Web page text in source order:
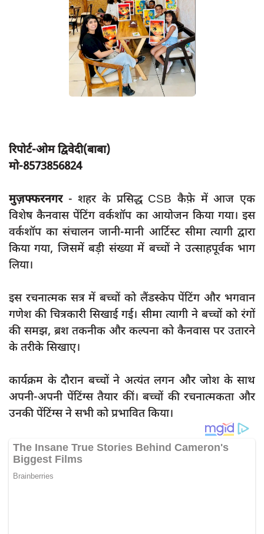
स्वास्थ्य
साक्षात्कार
खेल
latest
प्रशासनिक
दुर्घटना
editors-pick
other
Login
English
रिपोर्ट-ओम द्विवेदी(बाबा)
मो-8573856824
मुज़फ्फरनगर- शहर के प्रसिद्ध CSB कैफ़े में आज एक
विशेष कैनवास पेंटिंग वर्कशॉप का आयोजन किया गया। इस
वर्कशॉप का संचालन जानी-मानी आर्टिस्ट सीमा त्यागी द्वारा
किया गया, जिसमें बड़ी संख्या में बच्चों ने उत्साहपूर्वक भाग
लिया।
इस रचनात्मक सत्र में बच्चों को लैंडस्केप पेंटिंग और भगवान
गणेश की चित्रकारी सिखाई गई। सीमा त्यागी ने बच्चों को रंगों
की समझ, ब्रश तकनीक और कल्पना को कैनवास पर उतारने
के तरीके सिखाए।
कार्यक्रम के दौरान बच्चों ने अत्यंत लगन और जोश के साथ
अपनी-अपनी पेंटिंग्स तैयार कीं। बच्चों की रचनात्मकता और
उनकी पेंटिंग्स ने सभी को प्रभावित किया।